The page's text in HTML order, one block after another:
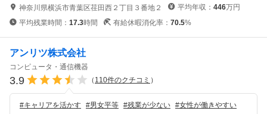
神奈川県横浜市青葉区荏田西２丁目３番地２ 平均年収： 446万円
平均残業時間： 17.3時間 有給休暇消化率： 70.5%
アンリツ株式会社
コンピュータ・通信機器
3.9 （ 110件のクチコミ ）
#キャリアを活かす #男女平等 #残業が少ない #女性が働きやすい